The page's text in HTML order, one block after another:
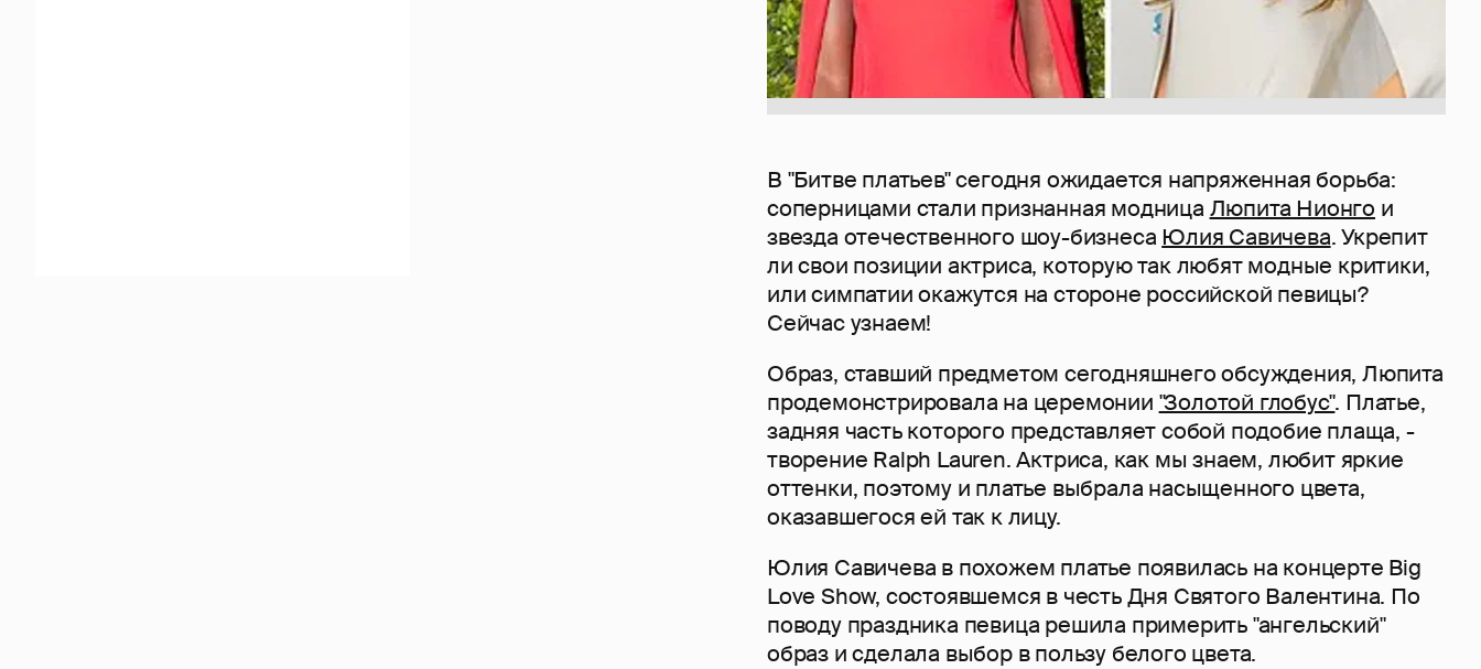
В "Битве платьев" сегодня ожидается напряженная борьба:
соперницами стали признанная модница Люпита Нионго и
звезда отечественного шоу-бизнеса Юлия Савичева. Укрепит
ли свои позиции актриса, которую так любят модные критики,
или симпатии окажутся на стороне российской певицы?
Сейчас узнаем!
Образ, ставший предметом сегодняшнего обсуждения, Люпита
продемонстрировала на церемонии "Золотой глобус". Платье,
задняя часть которого представляет собой подобие плаща, -
творение Ralph Lauren. Актриса, как мы знаем, любит яркие
оттенки, поэтому и платье выбрала насыщенного цвета,
оказавшегося ей так к лицу.
Юлия Савичева в похожем платье появилась на концерте Big
Love Show, состоявшемся в честь Дня Святого Валентина. По
поводу праздника певица решила примерить "ангельский"
образ и сделала выбор в пользу белого цвета.